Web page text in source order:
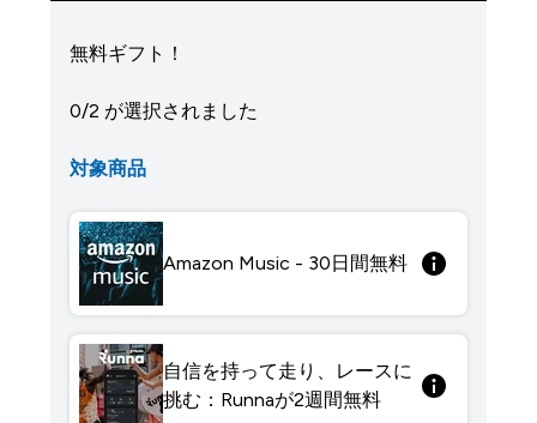
無料ギフト！
0/2 が選択されました
対象商品
Amazon Music - 30日間無料
自信を持って走り、レースに
挑む：Runnaが2週間無料